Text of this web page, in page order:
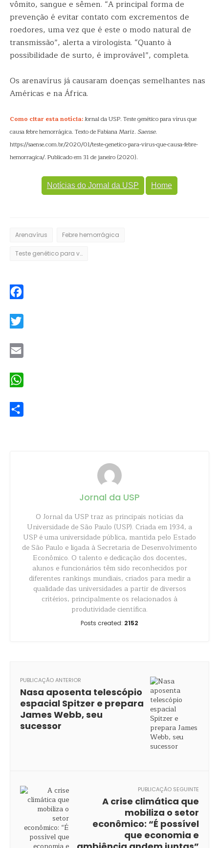
vômito, sangue e sêmen. “A principal forma de
prevenção é evitar contato com excrementos de
roedores, uma vez que é este o modo natural de
transmissão”, alerta a virologista. “Quanto à
possibilidade de surto, é improvável”, completa.
Os arenavírus já causaram doenças semelhantes nas
Américas e na África.
Como citar esta notícia:Jornal da USP. Teste genético para vírus que
causa febre hemorrágica. Texto de Fabiana Mariz. Saense.
https://saense.com.br/2020/01/teste-genetico-para-virus-que-causa-febre-
hemorragica/. Publicado em 31 de janeiro (2020).
Notícias do Jornal da USP Home
Arenavírus Febre hemorrágica
Teste genético para vírus
Jornal da USP
O Jornal da USP traz as principais notícias da
Universidade de São Paulo (USP). Criada em 1934, a
USP é uma universidade pública, mantida pelo Estado
de São Paulo e ligada à Secretaria de Desenvolvimento
Econômico. O talento e dedicação dos docentes,
alunos e funcionários têm sido reconhecidos por
diferentes rankings mundiais, criados para medir a
qualidade das universidades a partir de diversos
critérios, principalmente os relacionados à
produtividade científica.
Posts created: 2152
PUBLICAÇÃO ANTERIOR
Nasa aposenta telescópio
espacial Spitzer e prepara
James Webb, seu
sucessor
PUBLICAÇÃO SEGUINTE
A crise climática que
mobiliza o setor
econômico: “É possível
que economia e